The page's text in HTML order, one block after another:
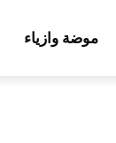
موضة وازياء